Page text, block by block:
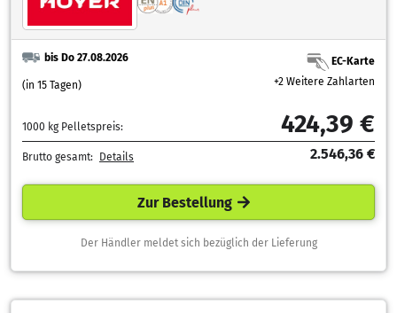
bis Do 27.08.2026
(in 15 Tagen)
EC-Karte
+2 Weitere Zahlarten
1000 kg Pelletspreis: 424,39 €
Brutto gesamt: Details 2.546,36 €
Zur Bestellung
Der Händler meldet sich bezüglich der Lieferung